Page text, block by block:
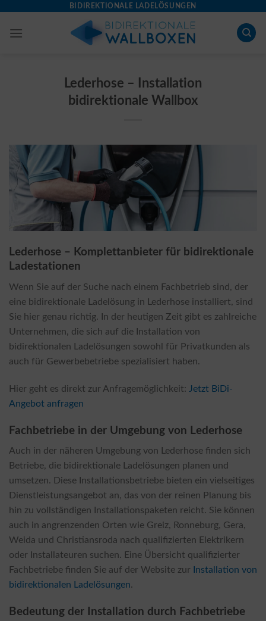
content
BIDIREKTIONALE LADELÖSUNGEN
Lederhose – Installation
bidirektionale Wallbox
Lederhose – Komplettanbieter für bidirektionale
Ladestationen
Wenn Sie auf der Suche nach einem Fachbetrieb sind, der
eine bidirektionale Ladelösung in Lederhose installiert, sind
Sie hier genau richtig. In der heutigen Zeit gibt es zahlreiche
Unternehmen, die sich auf die Installation von
bidirektionalen Ladelösungen sowohl für Privatkunden als
auch für Gewerbebetriebe spezialisiert haben.
Hier geht es direkt zur Anfragemöglichkeit: Jetzt BiDi-
Angebot anfragen
Fachbetriebe in der Umgebung von Lederhose
Auch in der näheren Umgebung von Lederhose finden sich
Betriebe, die bidirektionale Ladelösungen planen und
umsetzen. Diese Installationsbetriebe bieten ein vielseitiges
Dienstleistungsangebot an, das von der reinen Planung bis
hin zu vollständigen Installationspaketen reicht. Sie können
auch in angrenzenden Orten wie Greiz, Ronneburg, Gera,
Weida und Christiansroda nach qualifizierten Elektrikern
oder Installateuren suchen. Eine Übersicht qualifizierter
Fachbetriebe finden Sie auf der Website zur Installation von
bidirektionalen Ladelösungen.
Bedeutung der Installation durch Fachbetriebe